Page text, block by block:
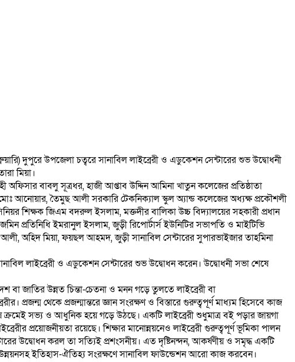
দুপুরে উপজেলা চত্বরে সানাবিল লাইব্রেরী ও এডুকেশন সেন্টারের শুভ উদ্বোধনী
মিয়া।
অফিসার বাবলু সূত্রধর, হাজী আপ্তাব উদ্দিন আমিনা খাতুন কলেজের প্রতিষ্ঠাতা
আনোয়ার, তৈমুছ আলী সরকারি টেকনিক্যাল স্কুল অ্যান্ড কলেজের অধ্যক্ষ প্রকৌশলী
শিক্ষক জিএম বদরুল ইসলাম, মক্তদীর বালিকা উচ্চ বিদ্যালয়ের সহকারী প্রধান
প্রতিনিধি ইমরানুল ইসলাম, জুড়ী রিপোর্টার্স ইউনিটির সভাপতি ও মাইটিভি
অহিদ মিয়া, ফয়ছল আহমদ, জুড়ী সানাবিল সেন্টারের সুপারভাইজার তাহমিনা
লাইব্রেরী ও এডুকেশন সেন্টারের শুভ উদ্বোধন করেন। উদ্বোধনী সভা শেষে
বা জাতির উন্নত চিন্তা-চেতনা ও মনন গড়ে তুলতে লাইব্রেরী বা
প্রজন্ম থেকে প্রজন্মান্তরে জ্ঞান সংরক্ষণ ও বিস্তারে গুরুত্বপূর্ণ মাধ্যম হিসেবে কাজ
ক্রমেই সভ্য ও আধুনিক হয়ে গড়ে উঠছে। একটি লাইব্রেরী শুধুমাত্র বই পড়ার জায়গা
প্রয়োজনীয়তা রয়েছে। শিক্ষার মানোন্নয়নেও লাইব্রেরী গুরুত্বপূর্ণ ভূমিকা পালন
উদ্বোধন করল তা সত্যিই প্রশংসনীয়। এত দৃষ্টিনন্দন, আকর্ষণীয় ও সমৃদ্ধ একটি
ইতিহাস-ঐতিহ্য সংরক্ষণে সানাবিল ফাউন্ডেশন আরো কাজ করবেন।